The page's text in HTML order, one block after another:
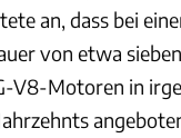
an, dass bei
von etwa
V8-Motoren in